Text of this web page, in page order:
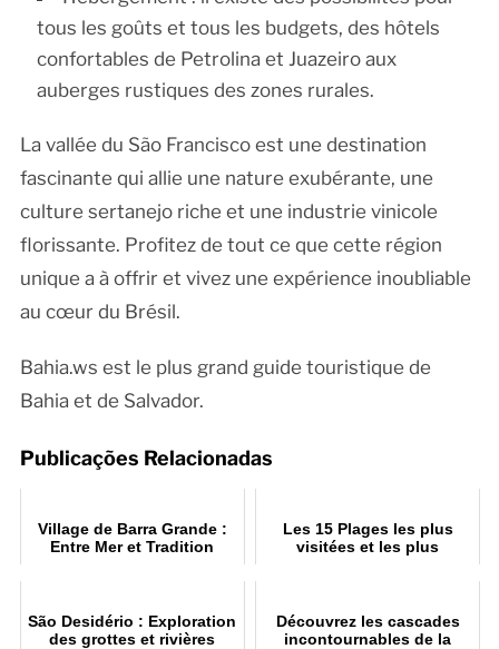
tous les goûts et tous les budgets, des hôtels
confortables de Petrolina et Juazeiro aux
auberges rustiques des zones rurales.
La vallée du São Francisco est une destination
fascinante qui allie une nature exubérante, une
culture sertanejo riche et une industrie vinicole
florissante. Profitez de tout ce que cette région
unique a à offrir et vivez une expérience inoubliable
au cœur du Brésil.
Bahia.ws est le plus grand guide touristique de
Bahia et de Salvador.
Publicações Relacionadas
Village de Barra Grande :
Entre Mer et Tradition
Les 15 Plages les plus
visitées et les plus
São Desidério : Exploration
des grottes et rivières
Découvrez les cascades
incontournables de la